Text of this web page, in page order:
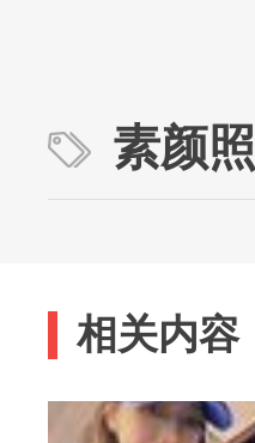
素颜照
相关内容